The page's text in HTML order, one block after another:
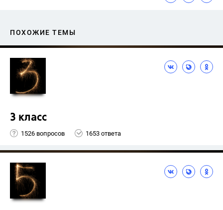
ПОХОЖИЕ ТЕМЫ
3 класс
1526 вопросов 1653 ответа